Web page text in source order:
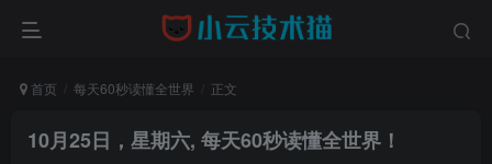
首页 每天60秒读懂全世界 正文
10月25日，星期六, 每天60秒读懂全世界！